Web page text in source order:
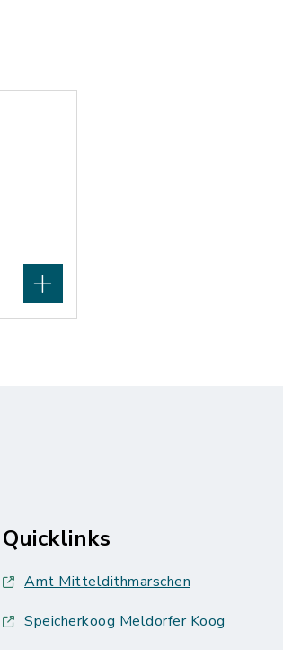
Quicklinks
Amt Mitteldithmarschen
Speicherkoog Meldorfer Koog